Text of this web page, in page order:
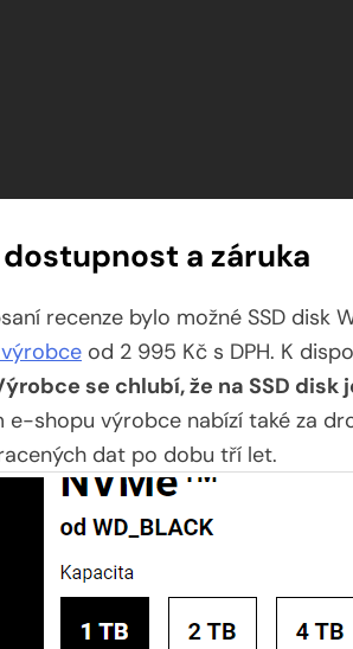
dostupnost a záruka
recenze bylo možné SSD disk
od 2 995 Kč s DPH. K
se chlubí, že na SSD
e-shopu výrobce nabízí také za
dat po dobu tří let.